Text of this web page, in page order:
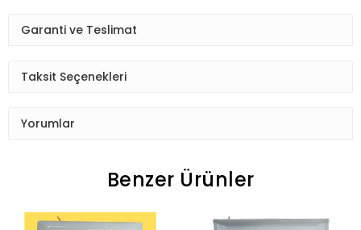
Garanti ve Teslimat
Taksit Seçenekleri
Yorumlar
Benzer Ürünler